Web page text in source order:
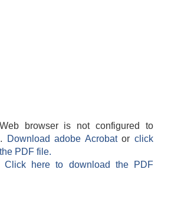
browser is not configured to
Download adobe Acrobatorclick
PDF file.
Click here to download the PDF